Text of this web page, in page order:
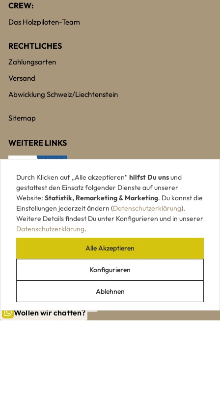
Wollen wir chatten?
CREW:
Das Holzpiloten-Team
RECHTLICHES
Zahlungsarten
Versand
Abwicklung Schweiz/Liechtenstein
Sitemap
WEITERE LINKS
UNSERE ZAHLUNGSARTEN
Durch Klicken auf „Alle akzeptieren“ hilfst Du unsund
gestattest den Einsatz folgender Dienste auf unserer
Website: Statistik, Remarketing & Marketing. Du kannst die
Einstellungen jederzeit ändern (Datenschutzerklärung).
Weitere Details findest Du unter Konfigurieren und in unserer
Datenschutzerklärung.
Ablehnen
Konfigurieren
Alle Akzeptieren